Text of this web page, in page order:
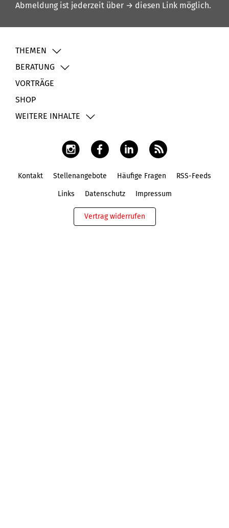
Abmeldung ist jederzeit über → diesen Link möglich.
THEMEN
BERATUNG
VORTRÄGE
SHOP
WEITERE INHALTE
Kontakt Stellenangebote Häufige Fragen RSS-Feeds
Links Datenschutz Impressum
Vertrag widerrufen